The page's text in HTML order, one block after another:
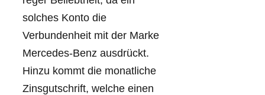
solches Konto die
Verbundenheit mit der Marke
Mercedes-Benz ausdrückt.
Hinzu kommt die monatliche
Zinsgutschrift, welche einen